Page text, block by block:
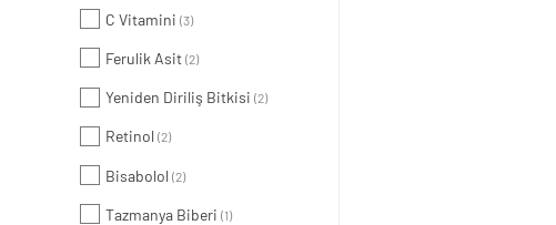
C Vitamini (3)
Ferulik Asit (2)
Yeniden Diriliş Bitkisi (2)
Retinol (2)
Bisabolol (2)
Tazmanya Biberi (1)